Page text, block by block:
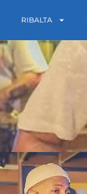
RIBALTA